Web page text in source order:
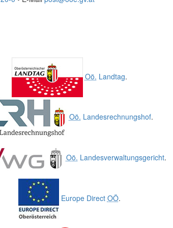
Oö. Landtag.
Oö. Landesrechnungshof.
Oö. Landesverwaltungsgericht.
Europe Direct OÖ.